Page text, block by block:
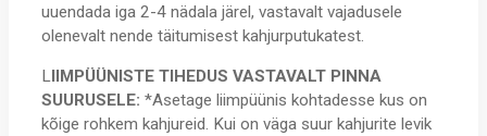
uuendada iga 2-4 nädala järel, vastavalt vajadusele
olenevalt nende täitumisest kahjurputukatest.
LIIMPÜÜNISTE TIHEDUS VASTAVALT PINNA
SUURUSELE: *Asetage liimpüünis kohtadesse kus on
kõige rohkem kahjureid. Kui on väga suur kahjurite levik